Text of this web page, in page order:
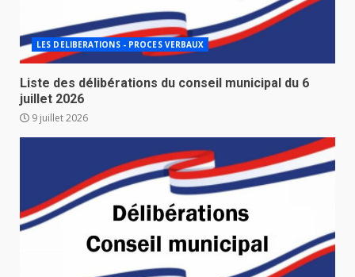
LES DELIBERATIONS - PROCES VERBAUX
Liste des délibérations du conseil municipal du 6
juillet 2026
9 juillet 2026